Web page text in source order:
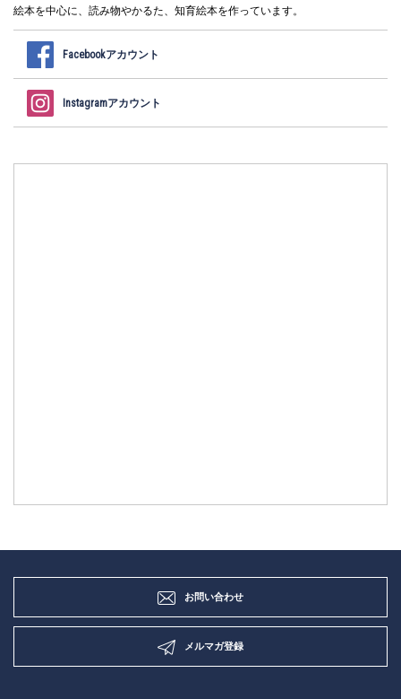
絵本を中心に、読み物やかるた、知育絵本を作っています。
Facebookアカウント
Instagramアカウント
お問い合わせ
メルマガ登録